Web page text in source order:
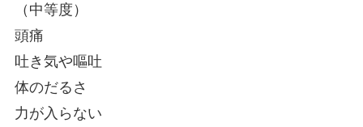
（中等度）
頭痛
吐き気や嘔吐
体のだるさ
力が入らない